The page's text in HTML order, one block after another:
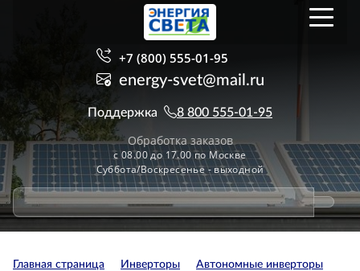
+7 (800) 555-01-95
energy-svet@mail.ru
Поддержка 8 800 555-01-95
Обработка заказов
с 08.00 до 17.00 по Москве
Суббота/Воскресенье - выходной
Главная страница Инверторы
Автономные инверторы